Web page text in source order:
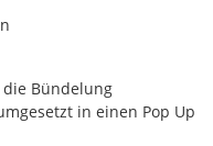
die Bündelung
in einen Pop Up